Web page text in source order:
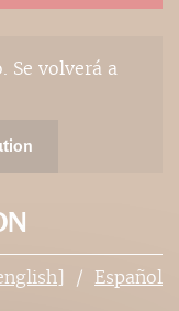
Se volverá a
Español